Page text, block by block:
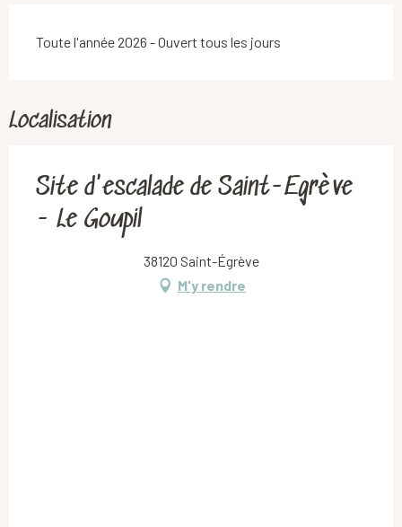
Toute l'année 2026 - Ouvert tous les jours
Localisation
Site d'escalade de Saint-Egrève
- Le Goupil
38120 Saint-Égrève
M'y rendre